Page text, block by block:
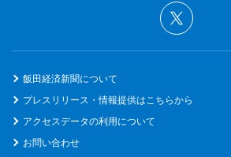
飯田経済新聞について
プレスリリース・情報提供はこちらから
アクセスデータの利用について
お問い合わせ